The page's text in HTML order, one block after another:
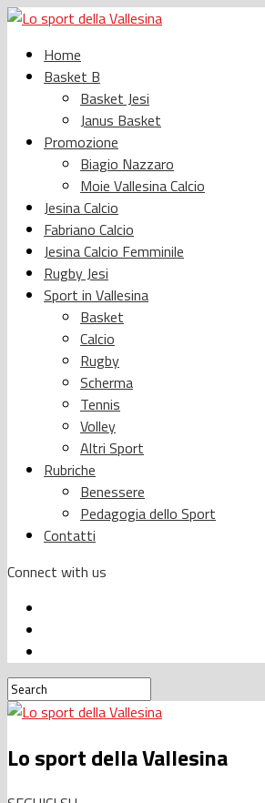
Home
Basket B
Basket Jesi
Janus Basket
Promozione
Biagio Nazzaro
Moie Vallesina Calcio
Jesina Calcio
Fabriano Calcio
Jesina Calcio Femminile
Rugby Jesi
Sport in Vallesina
Basket
Calcio
Rugby
Scherma
Tennis
Volley
Altri Sport
Rubriche
Benessere
Pedagogia dello Sport
Contatti
Connect with us
Lo sport della Vallesina